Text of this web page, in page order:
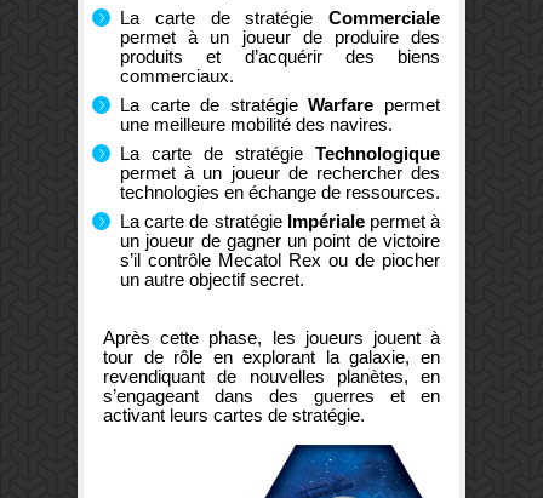
La carte de stratégie Commerciale
permet à un joueur de produire des
produits et d’acquérir des biens
commerciaux.
La carte de stratégieWarfare permet
une meilleure mobilité des navires.
La carte de stratégie Technologique
permet à un joueur de rechercher des
technologies en échange de ressources.
La carte de stratégie Impérialepermet à
un joueur de gagner un point de victoire
s’il contrôle Mecatol Rex ou de piocher
un autre objectif secret.
Après cette phase, les joueurs jouent à
tour de rôle en explorant la galaxie, en
revendiquant de nouvelles planètes, en
s’engageant dans des guerres et en
activant leurs cartes de stratégie.